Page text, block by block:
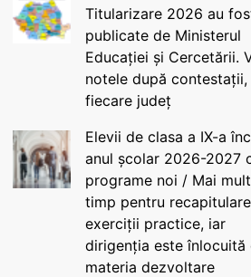
Titularizare 2026 au
publicate de Ministerul
Educației și Cercetării.
notele după contestații,
fiecare județ
Elevii de clasa a IX-a
anul școlar 2026-2027
programe noi / Mai mult
timp pentru
exerciții practice, iar
dirigenția este înlocuită
materia dezvoltare